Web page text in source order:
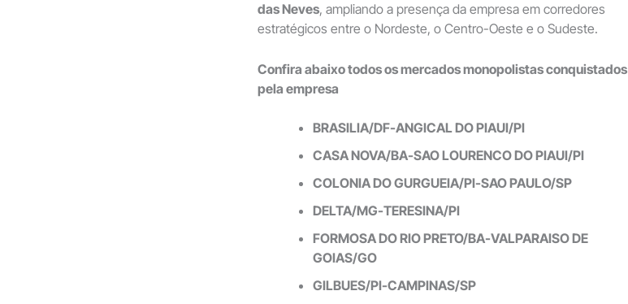
das Neves, ampliando a presença da empresa em corredores
estratégicos entre o Nordeste, o Centro-Oeste e o Sudeste.
Confira abaixo todos os mercados monopolistas conquistados
pela empresa
BRASILIA/DF-ANGICAL DO PIAUI/PI
CASA NOVA/BA-SAO LOURENCO DO PIAUI/PI
COLONIA DO GURGUEIA/PI-SAO PAULO/SP
DELTA/MG-TERESINA/PI
FORMOSA DO RIO PRETO/BA-VALPARAISO DE
GOIAS/GO
GILBUES/PI-CAMPINAS/SP